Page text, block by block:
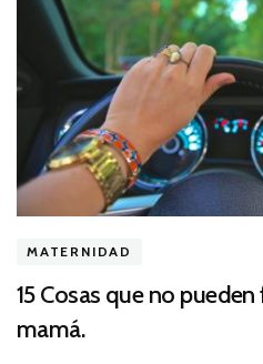
MATERNIDAD
15 Cosas que no
mamá.